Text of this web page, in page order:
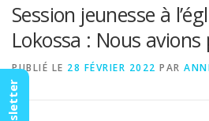
Session jeunesse à
Lokossa : Nous
PUBLIÉ LE 28 FÉVRIER 2022 PAR